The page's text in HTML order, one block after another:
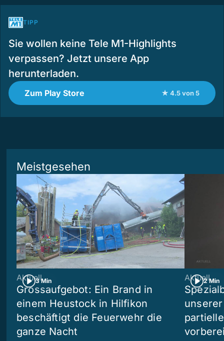
TIPP
Sie wollen keine Tele M1-Highlights
verpassen? Jetzt unsere App
herunterladen.
Zum Play Store ★ 4.5 von 5
Meistgesehen
3 Min
Aktuell
Grossaufgebot: Ein Brand in
einem Heustock in Hilfikon
beschäftigt die Feuerwehr die
ganze Nacht
2 Min
Aktuell